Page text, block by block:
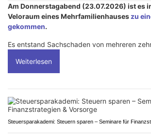
Am Donnerstagabend (23.07.2026) ist es
Veloraum eines Mehrfamilienhauses zu
gekommen.
Es entstand Sachschaden von mehreren
Weiterlesen
Steuersparakademi: Steuern sparen – Seminare für